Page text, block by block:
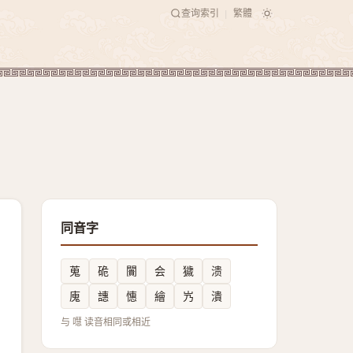
查询索引 繁體
同音字
蒐 硊 闠 会 獩
溃
廆
譓 憓 繪 㞧 潰
与 嚖 读音相同或相近